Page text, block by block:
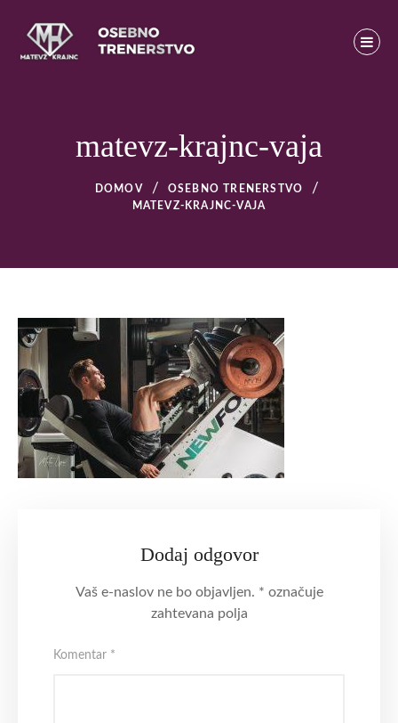
content
matevz-krajnc-vaja
DOMOV
OSEBNO TRENERSTVO
MATEVZ-KRAJNC-VAJA
Dodaj odgovor
Vaš e-naslov ne bo objavljen. * označuje
zahtevana polja
Komentar *